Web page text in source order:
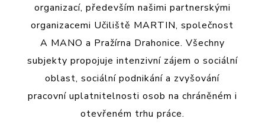
organizací, především našimi partnerskými
organizacemi Učiliště MARTIN, společnost
A MANO a Pražírna Drahonice. Všechny
subjekty propojuje intenzivní zájem o sociální
oblast, sociální podnikání a zvyšování
pracovní uplatnitelnosti osob na chráněném i
otevřeném trhu práce.